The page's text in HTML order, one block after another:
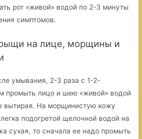
рот «живой» водой по 2-3 минуты
симптомов.
на лице, морщины и
умывания, 2-3 раза с 1-2-
промыть лицо и шею «живой» водой
вытирая. На морщинистую кожу
подогретой щелочной водой на
сухая, то сначала ее надо промыть